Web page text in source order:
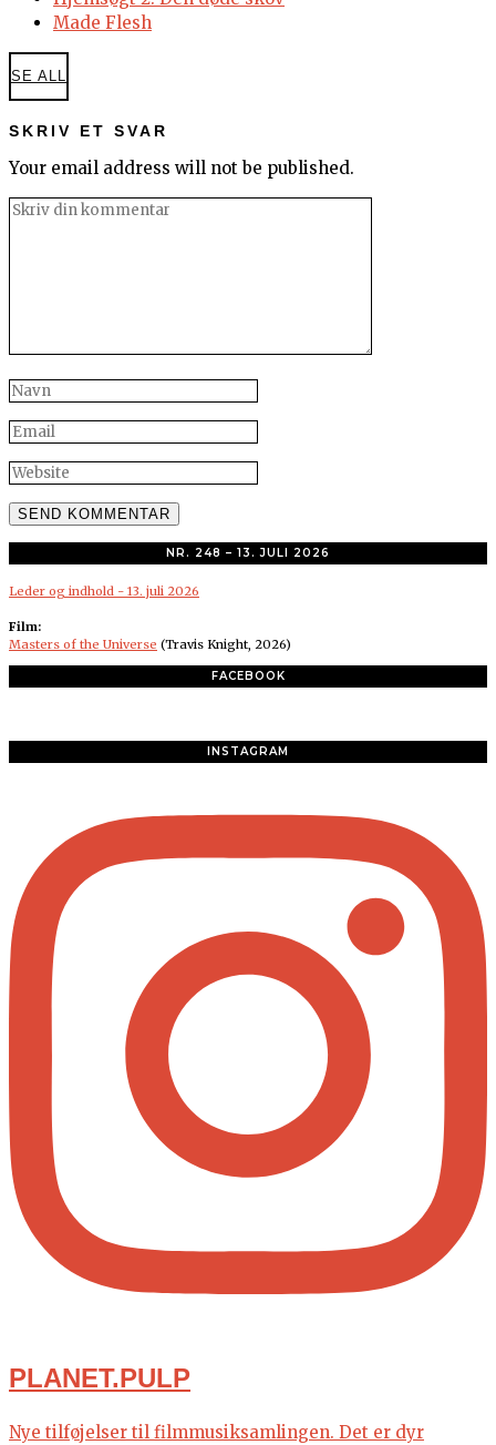
Made Flesh
SE ALL
SKRIV ET SVAR
Your email address will not be published.
NR. 248 – 13. JULI 2026
Leder og indhold - 13. juli 2026
Film:
Masters of the Universe (Travis Knight, 2026)
FACEBOOK
INSTAGRAM
PLANET.PULP
Nye tilføjelser til filmmusiksamlingen. Det er dyr